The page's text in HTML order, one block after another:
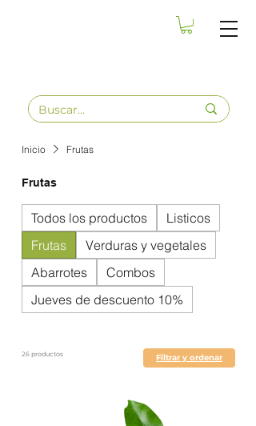
Inicio Frutas
Frutas
Todos los productos
Listicos
Frutas
Verduras y vegetales
Abarrotes
Combos
Jueves de descuento 10%
26 productos Filtrar y ordenar